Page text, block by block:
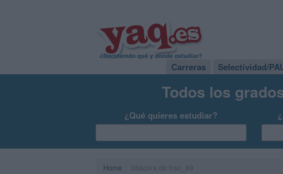
Carreras Selectividad/
Todos los
¿Qué quieres estudiar?
Home